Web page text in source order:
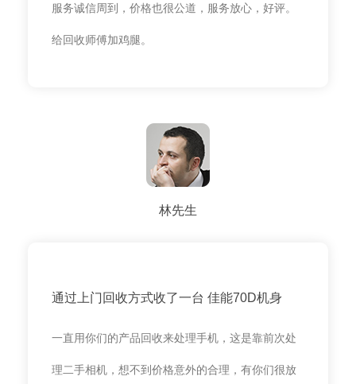
服务诚信周到，价格也很公道，服务放心，好评。
给回收师傅加鸡腿。
林先生
通过上门回收方式收了一台 佳能70D机身
一直用你们的产品回收来处理手机，这是靠前次处
理二手相机，想不到价格意外的合理，有你们很放